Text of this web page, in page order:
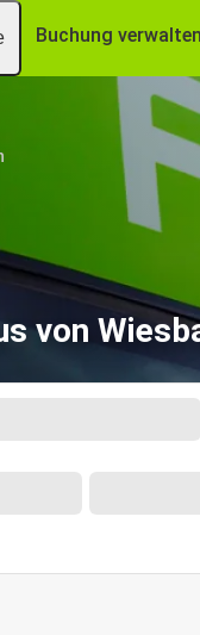
Buchung verwalten
von